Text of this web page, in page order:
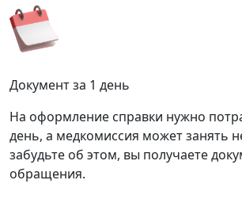
Документ за 1 день
На оформление справки нужно
день, а медкомиссия может занять
забудьте об этом, вы получаете
обращения.